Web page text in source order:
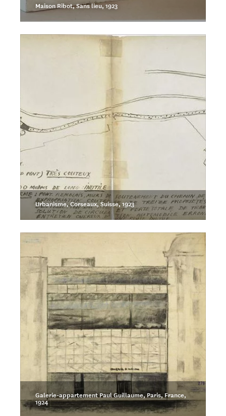
Maison Ribot, Sans lieu, 1923
Urbanisme, Corseaux, Suisse, 1923
Galerie-appartement Paul Guillaume, Paris, France,
1924